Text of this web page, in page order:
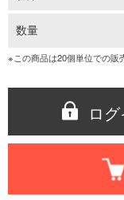
数量
※この商品は20個単位での販
ロ